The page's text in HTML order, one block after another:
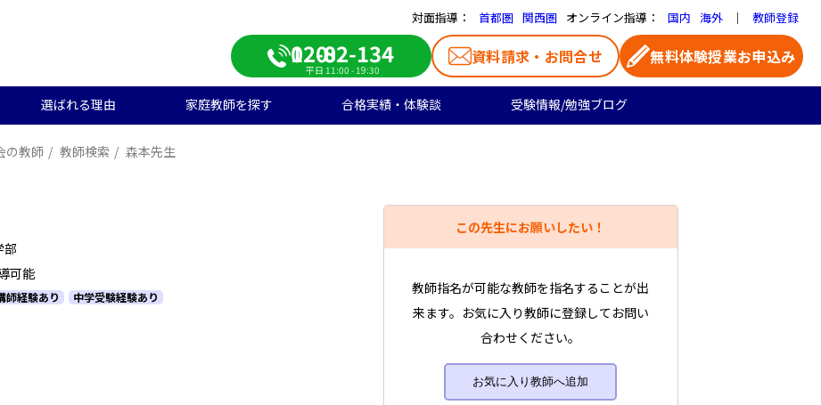
対面指導： 首都圏 関西圏 オンライン指導： 国内 海外 ｜ 教師登録
0120-082-134
平日 11:00 - 19:30
資料請求・お問合せ 無料体験授業お申込み
高校受験
高校生向け
社会人向け プロ家庭教師
小学生のご料金
選ばれる理由
オンライン自習室
家庭教師を探す
派遣エリアから探す
合格実績・体験談
中学受験の合格実績
一覧ページ
受験情報/勉強ブログ
の教師 教師検索 森本先生
部
可能
師経験あり 中学受験経験あり
この先生にお願いしたい！
教師指名が可能な教師を指名することが出
来ます。お気に入り教師に登録してお問い
合わせください。
お気に入り教師へ追加